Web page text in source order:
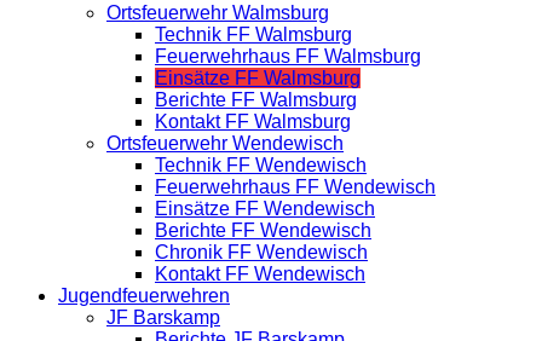
Ortsfeuerwehr Walmsburg
Technik FF Walmsburg
Feuerwehrhaus FF Walmsburg
Einsätze FF Walmsburg
Berichte FF Walmsburg
Kontakt FF Walmsburg
Ortsfeuerwehr Wendewisch
Technik FF Wendewisch
Feuerwehrhaus FF Wendewisch
Einsätze FF Wendewisch
Berichte FF Wendewisch
Chronik FF Wendewisch
Kontakt FF Wendewisch
Jugendfeuerwehren
JF Barskamp